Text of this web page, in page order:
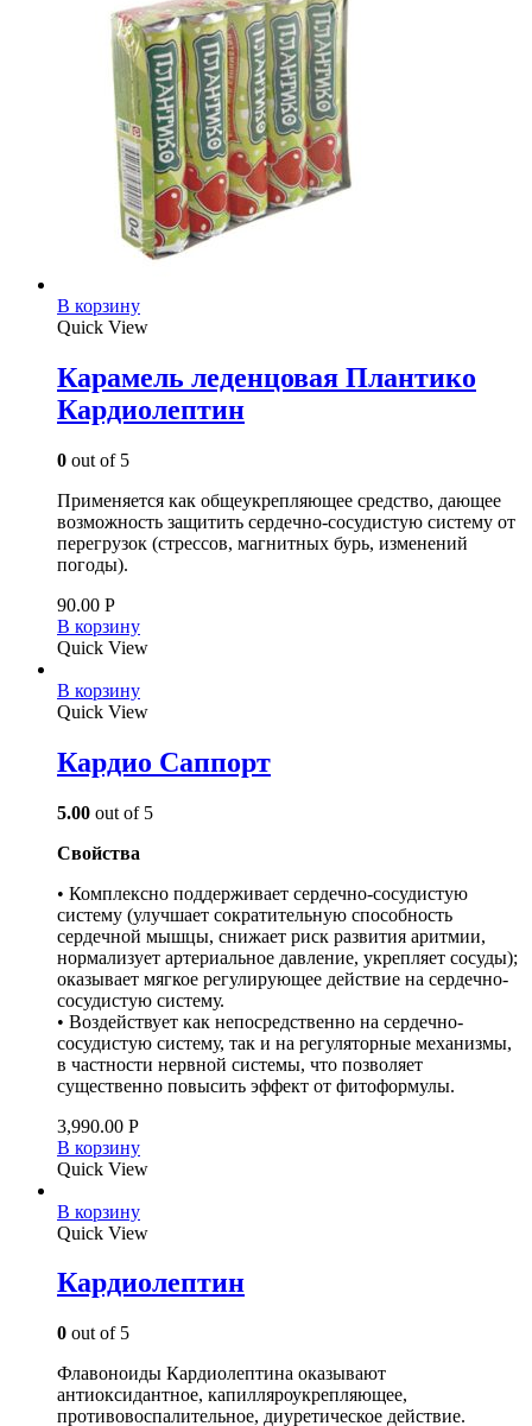
В корзину
Quick View
Карамель леденцовая Плантико
Кардиолептин
0 out of 5
Применяется как общеукрепляющее средство, дающее
возможность защитить сердечно-сосудистую систему от
перегрузок (стрессов, магнитных бурь, изменений
погоды).
90.00 Р
В корзину
Quick View
В корзину
Quick View
Кардио Саппорт
5.00 out of 5
Свойства
• Комплексно поддерживает сердечно-сосудистую
систему (улучшает сократительную способность
сердечной мышцы, снижает риск развития аритмии,
нормализует артериальное давление, укрепляет сосуды);
оказывает мягкое регулирующее действие на сердечно-
сосудистую систему.
• Воздействует как непосредственно на сердечно-
сосудистую систему, так и на регуляторные механизмы,
в частности нервной системы, что позволяет
существенно повысить эффект от фитоформулы.
3,990.00 Р
В корзину
Quick View
В корзину
Quick View
Кардиолептин
0 out of 5
Флавоноиды Кардиолептина оказывают
антиоксидантное, капилляроукрепляющее,
противовоспалительное, диуретическое действие.